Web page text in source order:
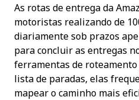
As rotas de entrega da
motoristas realizando de
diariamente sob prazos
para concluir as entregas
ferramentas de
lista de paradas, elas
mapear o caminho mais